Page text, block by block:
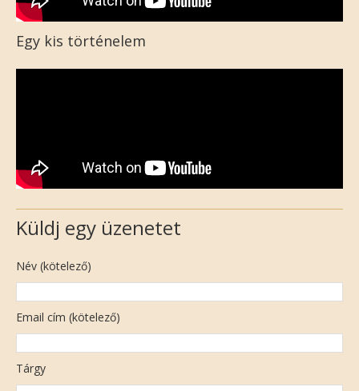
Egy kis történelem
Küldj egy üzenetet
Név (kötelező)
Email cím (kötelező)
Tárgy